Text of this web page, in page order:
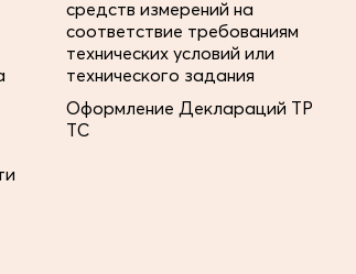
средств измерений на
соответствие требованиям
технических условий или
технического задания
Оформление Деклараций ТР
ТС